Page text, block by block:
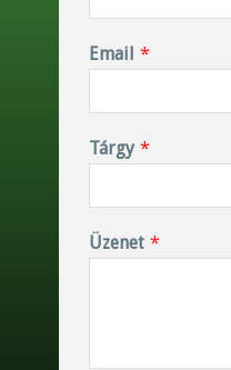
Email *
Tárgy *
Üzenet *